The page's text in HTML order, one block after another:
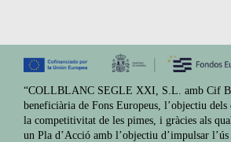
“COLLBLANC SEGLE XXI, S.L. amb Cif
beneficiària de Fons Europeus, l’objectiu
la competitivitat de les pimes, i gràcies als
un Pla d’Acció amb l’objectiu d’impulsar